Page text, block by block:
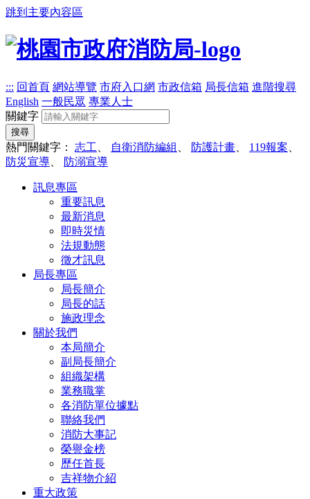
跳到主要內容區
::: 回首頁 網站導覽 市府入口網 市政信箱 局長信箱 進階搜尋
English 一般民眾 專業人士
關鍵字
搜尋
熱門關鍵字： 志工 自衛消防編組 防護計畫 119報案
防災宣導
防溺宣導
訊息專區
重要訊息
最新消息
即時災情
法規動態
徵才訊息
局長專區
局長簡介
局長的話
施政理念
關於我們
本局簡介
副局長簡介
組織架構
業務職掌
各消防單位據點
聯絡我們
消防大事記
榮譽金榜
歷任首長
吉祥物介紹
重大政策